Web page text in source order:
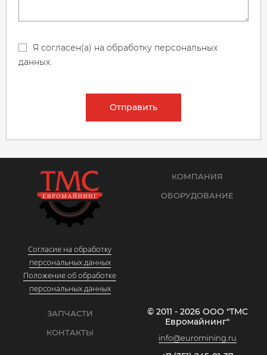
Я согласен(а) на обработку персональных
данных.
Отправить
Согласие на обработку
персональных данных
Положение об обработке
персональных данных
КОМПАНИЯ
ОБОРУДОВАНИЕ
ЗАПЧАСТИ
КОНТАКТЫ
© 2011 - 2026 ООО "ТМС
Евромайнинг"
info@euromining.ru